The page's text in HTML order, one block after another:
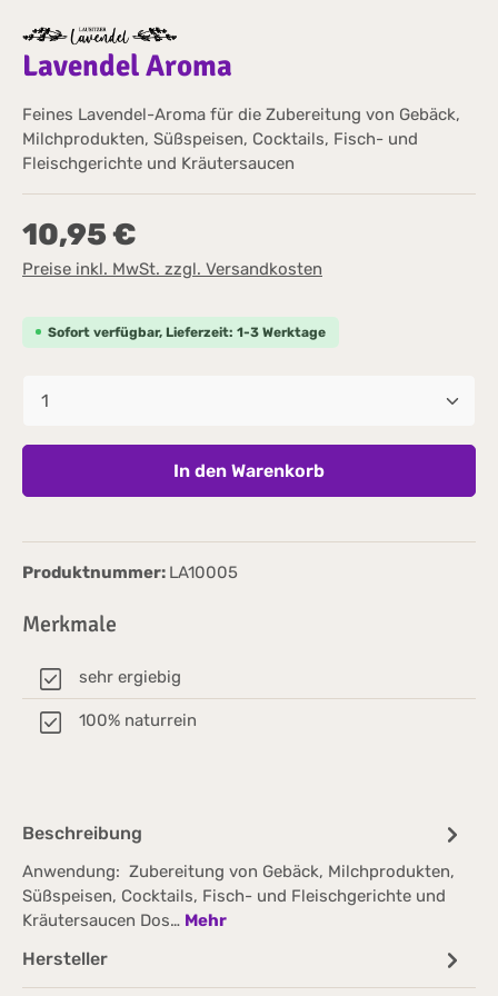
Lavendel Aroma
Feines Lavendel-Aroma für die Zubereitung von Gebäck,
Milchprodukten, Süßspeisen, Cocktails, Fisch- und
Fleischgerichte und Kräutersaucen
10,95 €
Preise inkl. MwSt. zzgl. Versandkosten
Sofort verfügbar, Lieferzeit: 1-3 Werktage
Produkt Anzahl: Gib den gewünschten
In den Warenkorb
Produktnummer: LA10005
Merkmale
sehr ergiebig
100% naturrein
Beschreibung
Anwendung: Zubereitung von Gebäck, Milchprodukten,
Süßspeisen, Cocktails, Fisch- und Fleischgerichte und
Kräutersaucen Dos… Mehr
Hersteller